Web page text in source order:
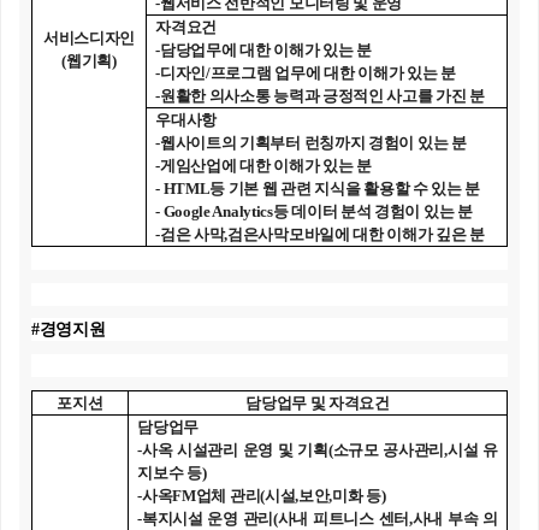
서비스디자인
(웹기획)
자격요건
-담당업무에 대한 이해가 있는 분
-디자인 /프로그램 업무에 대한 이해가 있는 분
-원활한 의사소통 능력과 긍정적인 사고를 가진 분
우대사항
-웹사이트의 기획부터 런칭까지 경험이 있는 분
-게임산업에 대한 이해가 있는 분
- HTML등 기본 웹 관련 지식을 활용할 수 있는 분
- Google Analytics등 데이터 분석 경험이 있는 분
-검은 사막,검은사막모바일에 대한 이해가 깊은 분
#경영지원
포지션 담당업무 및 자격요건
담당업무
-사옥 시설관리 운영 및 기획(소규모 공사관리,시설 유
지보수 등)
-사옥FM업체 관리(시설,보안,미화 등)
-복지시설 운영 관리(사내 피트니스 센터,사내 부속 의